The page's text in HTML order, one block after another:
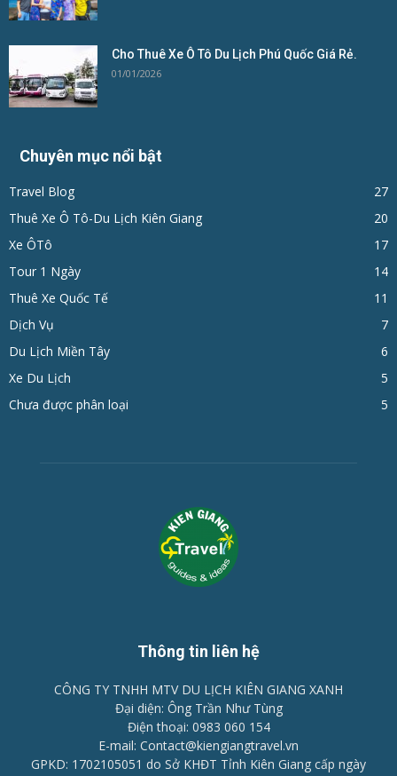
Cho Thuê Xe Ô Tô Du Lịch Phú Quốc Giá Rẻ.
01/01/2026
Chuyên mục nổi bật
Travel Blog
27
Thuê Xe Ô Tô-Du Lịch Kiên Giang
20
Xe ÔTô
17
Tour 1 Ngày
14
Thuê Xe Quốc Tế
11
Dịch Vụ
7
Du Lịch Miền Tây
6
Xe Du Lịch
5
Chưa được phân loại
5
Thông tin liên hệ
CÔNG TY TNHH MTV DU LỊCH KIÊN GIANG XANH
Đại diện: Ông Trần Như Tùng
Điện thoại: 0983 060 154
E-mail: Contact@kiengiangtravel.vn
GPKD: 1702105051 do Sở KHĐT Tỉnh Kiên Giang cấp ngày